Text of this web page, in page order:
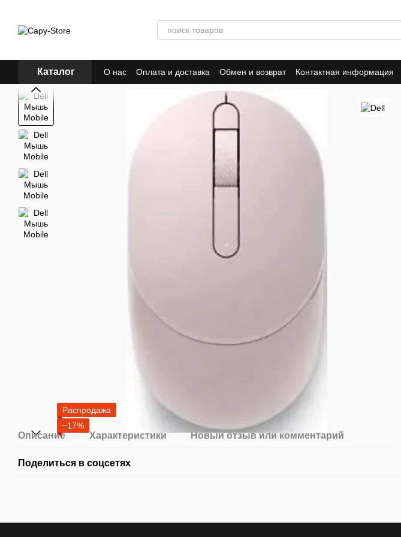
Каталог О нас Оплата и доставка Обмен и возврат Контактная информация
Договор публичной оферты
Отзывы о магазине
Распродажа
−17%
Описание Характеристики Новый отзыв или комментарий
Поделиться в соцсетях